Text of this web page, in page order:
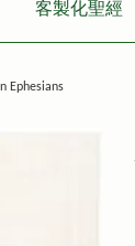
客製化聖經
Ephesians